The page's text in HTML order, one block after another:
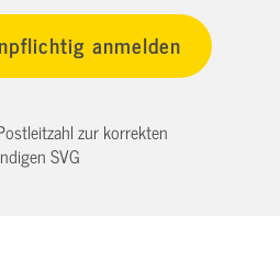
zur korrekten
SVG